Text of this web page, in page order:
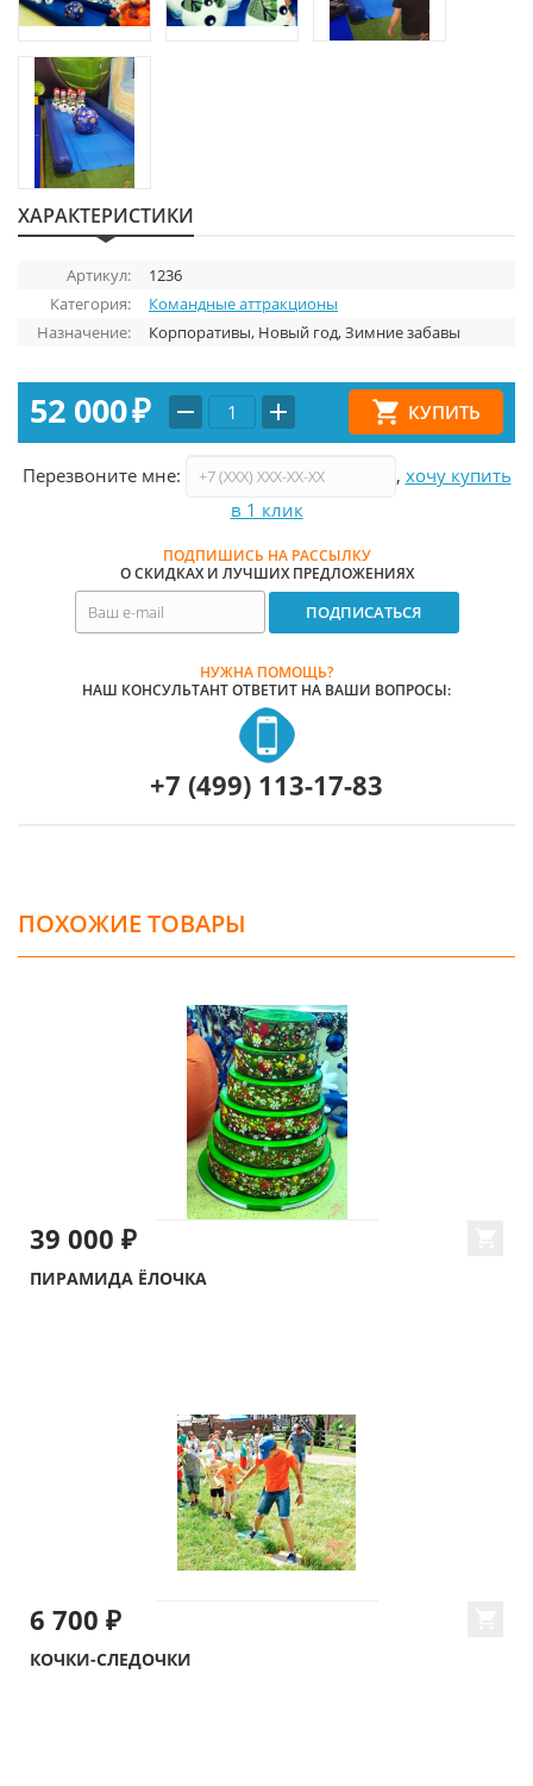
ХАРАКТЕРИСТИКИ
Артикул:
1236
Категория:
Командные аттракционы
Назначение:
Корпоративы, Новый год, Зимние забавы
52 000₽
Перезвоните мне: , хочу купить
в 1 клик
ПОДПИШИСЬ НА РАССЫЛКУ
О СКИДКАХ И ЛУЧШИХ ПРЕДЛОЖЕНИЯХ
НУЖНА ПОМОЩЬ?
НАШ КОНСУЛЬТАНТ ОТВЕТИТ НА ВАШИ ВОПРОСЫ:
+7 (499) 113-17-83
ПОХОЖИЕ ТОВАРЫ
39 000 ₽
ПИРАМИДА ЁЛОЧКА
6 700 ₽
КОЧКИ-СЛЕДОЧКИ